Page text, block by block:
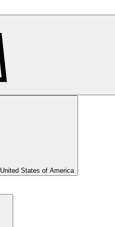
United States of America